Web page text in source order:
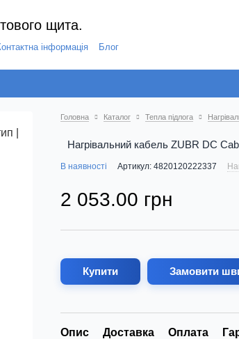
щита.
інформація Блог
Головна Каталог Тепла підлога
Нагрівальний кабель ZUBR DC
В наявності Артикул: 4820120222337
2 053.00 грн
Купити Замовити
Опис Доставка Оплата